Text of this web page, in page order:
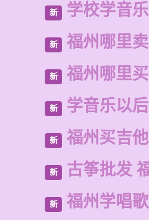
新 学校学音
新 福州哪里
新 福州哪里
新 学音乐以
新 福州买吉
新 古筝批发
新 福州学唱